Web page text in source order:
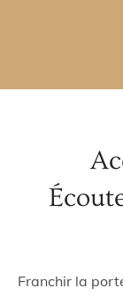
Franchir la